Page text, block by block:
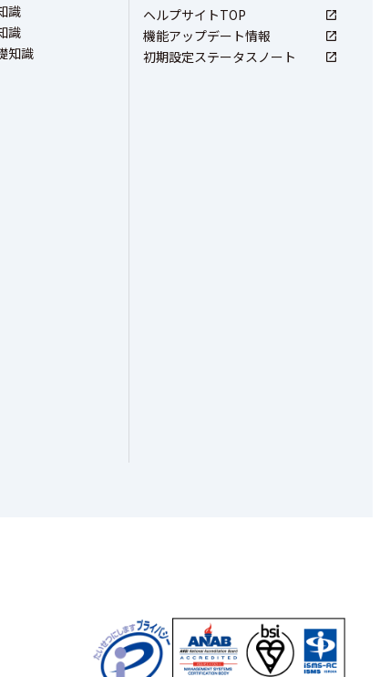
識
識
知識
ヘルプサイトTOP
機能アップデート情報
初期設定ステータスノート